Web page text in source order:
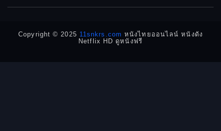
Detective
Detective สืบสวน
Copyright © 2025 11snkrs.com หนังไทยออนไลน์ หนังดัง
Netflix HD ดูหนังฟรี